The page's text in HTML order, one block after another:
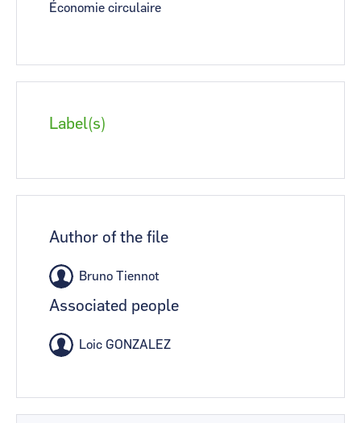
Économie circulaire
Label(s)
Author of the file
Bruno Tiennot
Associated people
Loic GONZALEZ